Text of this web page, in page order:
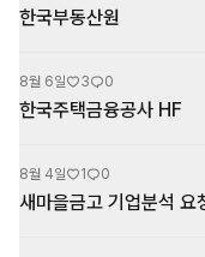
한국부동산원
8월 6일 3 0
한국주택금융공사 HF
8월 4일 1 0
새마을금고 기업분석 요